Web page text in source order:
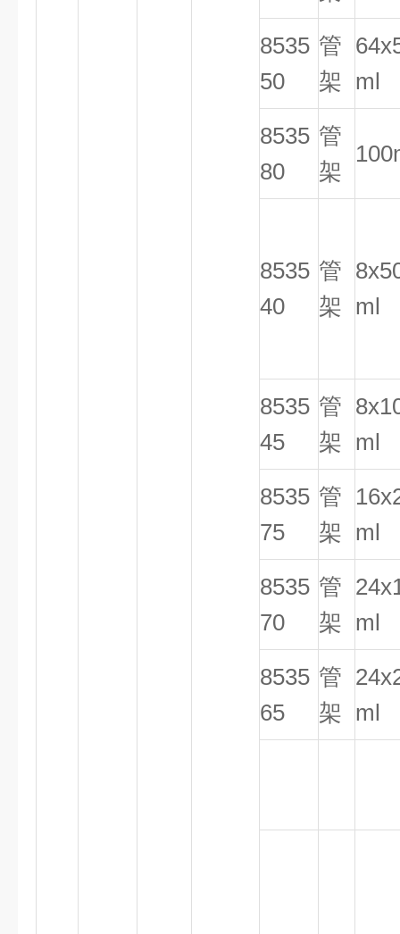
8535
50
管
架 ml
8535
80
管
架
8535
40
管
架 ml
8535
45
管
架 ml
8535
75
管
架 ml
8535
70
管
架 ml
8535
65
管
架 ml